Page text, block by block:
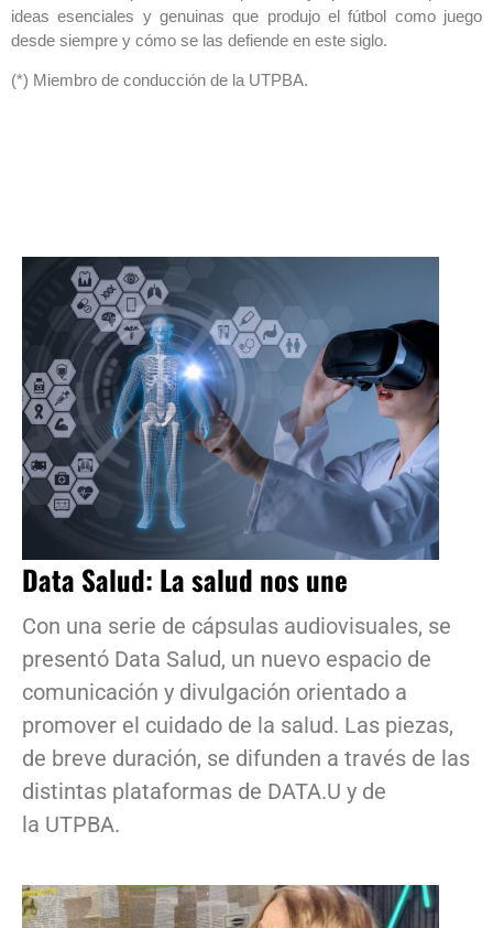
ideas esenciales y genuinas que produjo el fútbol como juego
desde siempre y cómo se las defiende en este siglo.
(*) Miembro de conducción de la UTPBA.
Data Salud: La salud nos une
Con una serie de cápsulas audiovisuales, se
presentó Data Salud, un nuevo espacio de
comunicación y divulgación orientado a
promover el cuidado de la salud. Las piezas,
de breve duración, se difunden a través de las
distintas plataformas de DATA.U y de
la UTPBA.